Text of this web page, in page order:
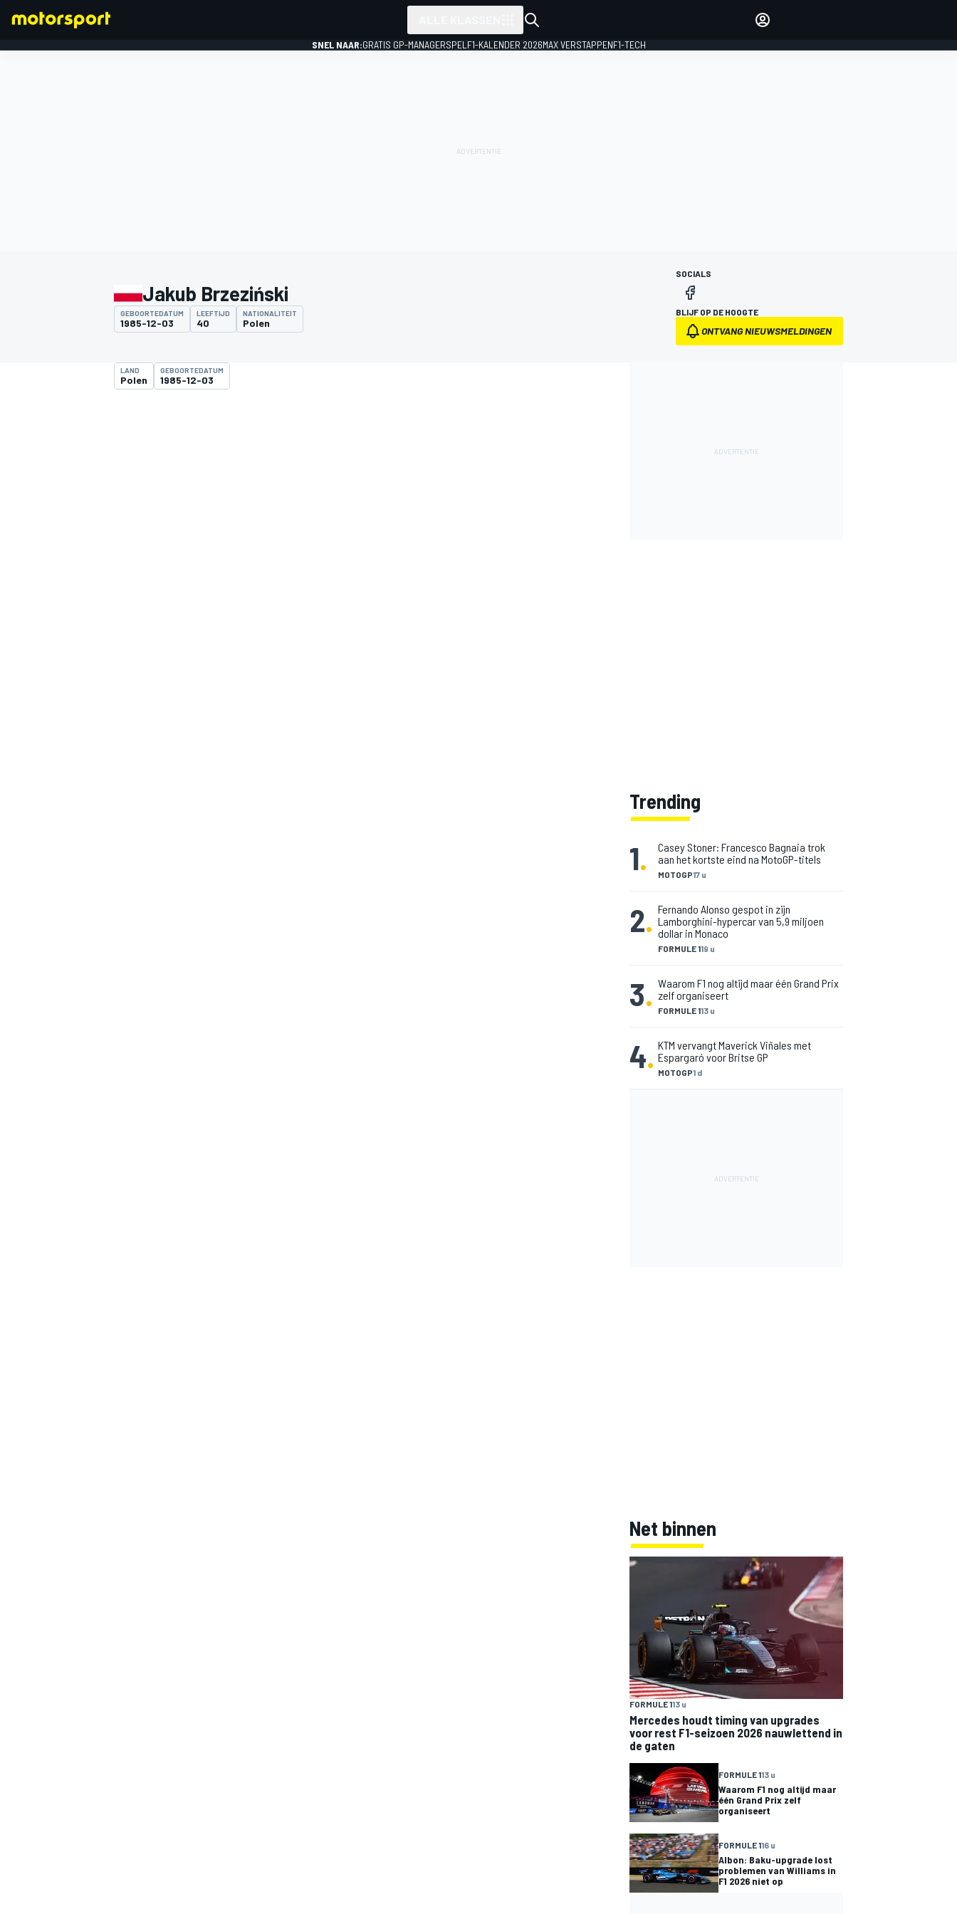
SNEL NAAR:GRATIS GP-MANAGERSPEL F1-KALENDER 2026MAX VERSTAPPENF1-TECH
Jakub Brzeziński
GEBOORTEDATUM
1985-12-03
LEEFTIJD
40
NATIONALITEIT
Polen
SOCIALS
BLIJF OP DE HOOGTE
ONTVANG NIEUWSMELDINGEN
LAND
Polen
GEBOORTEDATUM
1985-12-03
Trending
1. MOTOGP17 u
Casey Stoner: Francesco Bagnaia trok
aan het kortste eind na MotoGP-titels
2.
FORMULE 119 u
Fernando Alonso gespot in zijn
Lamborghini-hypercar van 5,9 miljoen
dollar in Monaco
3. FORMULE 113 u
Waarom F1 nog altijd maar één Grand Prix
zelf organiseert
4. MOTOGP1 d
KTM vervangt Maverick Viñales met
Espargaró voor Britse GP
Net binnen
FORMULE 113 u
Mercedes houdt timing van upgrades
voor rest F1-seizoen 2026 nauwlettend in
de gaten
FORMULE 113 u
Waarom F1 nog altijd maar
één Grand Prix zelf
organiseert
FORMULE 116 u
Albon: Baku-upgrade lost
problemen van Williams in
F1 2026 niet op